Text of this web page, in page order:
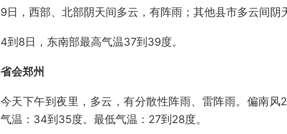
9日，西部、北部阴天间多云，有阵雨；其他县市多云间阴
4到8日，东南部最高气温37到39度。
省会郑州
今天下午到夜里，多云，有分散性阵雨、雷阵雨。偏南风
气温：34到35度。最低气温：27到28度。